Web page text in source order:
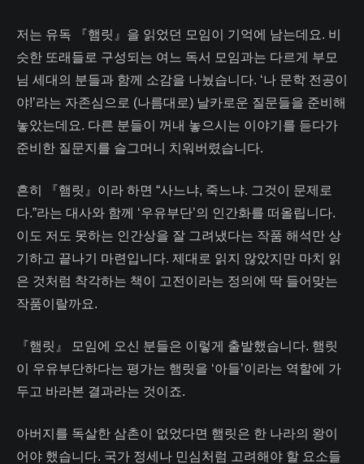
저는 유독 『햄릿』을 읽었던 모임이 기억에 남는데요. 비
슷한 또래들로 구성되는 여느 독서 모임과는 다르게 부모
님 세대의 분들과 함께 소감을 나눴습니다. ‘나 문학 전공이
야!’라는 자존심으로 (나름대로) 날카로운 질문들을 준비해
놓았는데요. 다른 분들이 꺼내 놓으시는 이야기를 듣다가
준비한 질문지를 슬그머니 치워버렸습니다.
흔히 『햄릿』이라 하면 “사느냐, 죽느냐. 그것이 문제로
다.”라는 대사와 함께 ‘우유부단’의 인간화를 떠올립니다.
이도 저도 못하는 인간상을 잘 그려냈다는 작품 해석만 상
기하고 끝나기 마련입니다. 제대로 읽지 않았지만 마치 읽
은 것처럼 착각하는 책이 고전이라는 정의에 딱 들어맞는
작품이랄까요.
『햄릿』 모임에 오신 분들은 이렇게 출발했습니다. 햄릿
이 우유부단하다는 평가는 햄릿을 ‘아들’이라는 역할에 가
두고 바라본 결과라는 것이죠.
아버지를 독살한 삼촌이 없었다면 햄릿은 한 나라의 왕이
어야 했습니다. 국가 정세나 민심처럼 고려해야 할 요소들